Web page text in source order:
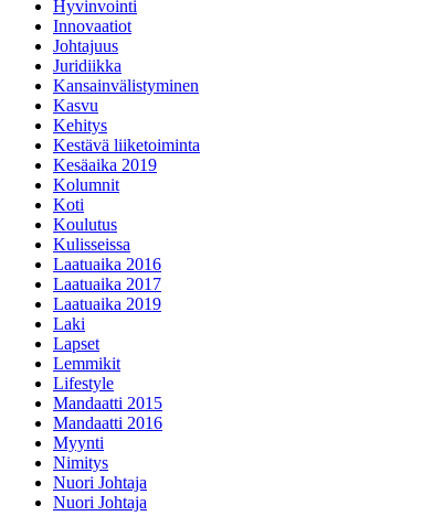
Hyvinvointi
Innovaatiot
Johtajuus
Juridiikka
Kansainvälistyminen
Kasvu
Kehitys
Kestävä liiketoiminta
Kesäaika 2019
Kolumnit
Koti
Koulutus
Kulisseissa
Laatuaika 2016
Laatuaika 2017
Laatuaika 2019
Laki
Lapset
Lemmikit
Lifestyle
Mandaatti 2015
Mandaatti 2016
Myynti
Nimitys
Nuori Johtaja
Nuori Johtaja